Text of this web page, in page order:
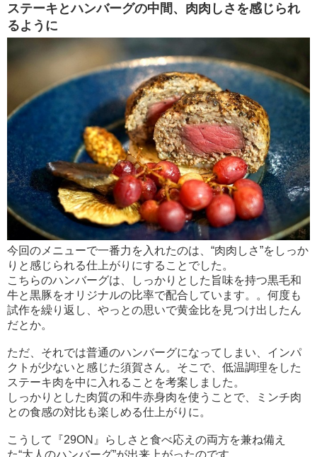
ステーキとハンバーグの中間、肉肉しさを感じられ
るように
今回のメニューで一番力を入れたのは、“肉肉しさ”をしっか
りと感じられる仕上がりにすることでした。
こちらのハンバーグは、しっかりとした旨味を持つ黒毛和
牛と黒豚をオリジナルの比率で配合しています。。何度も
試作を繰り返し、やっとの思いで黄金比を見つけ出したん
だとか。
ただ、それでは普通のハンバーグになってしまい、インパ
クトが少ないと感じた須賀さん。そこで、低温調理をした
ステーキ肉を中に入れることを考案しました。
しっかりとした肉質の和牛赤身肉を使うことで、ミンチ肉
との食感の対比も楽しめる仕上がりに。
こうして『29ON』らしさと食べ応えの両方を兼ね備え
た“大人のハンバーグ”が出来上がったのです。